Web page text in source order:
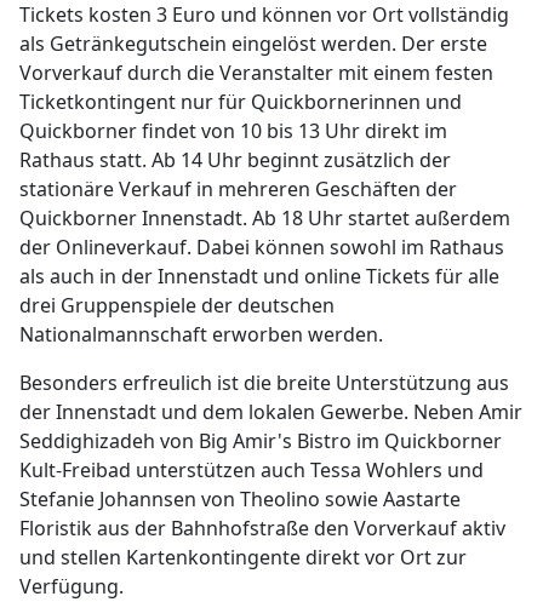
Tickets kosten 3 Euro und können vor Ort vollständig
als Getränkegutschein eingelöst werden. Der erste
Vorverkauf durch die Veranstalter mit einem festen
Ticketkontingent nur für Quickbornerinnen und
Quickborner findet von 10 bis 13 Uhr direkt im
Rathaus statt. Ab 14 Uhr beginnt zusätzlich der
stationäre Verkauf in mehreren Geschäften der
Quickborner Innenstadt. Ab 18 Uhr startet außerdem
der Onlineverkauf. Dabei können sowohl im Rathaus
als auch in der Innenstadt und online Tickets für alle
drei Gruppenspiele der deutschen
Nationalmannschaft erworben werden.
Besonders erfreulich ist die breite Unterstützung aus
der Innenstadt und dem lokalen Gewerbe. Neben Amir
Seddighizadeh von Big Amir's Bistro im Quickborner
Kult-Freibad unterstützen auch Tessa Wohlers und
Stefanie Johannsen von Theolino sowie Aastarte
Floristik aus der Bahnhofstraße den Vorverkauf aktiv
und stellen Kartenkontingente direkt vor Ort zur
Verfügung.